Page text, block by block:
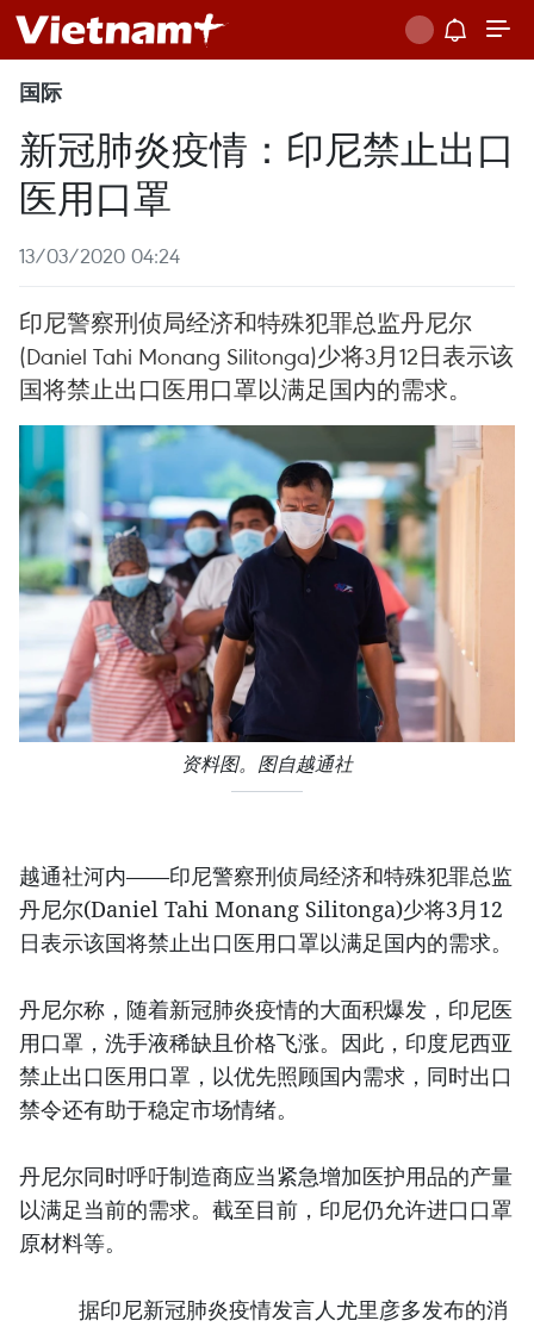
国际
新冠肺炎疫情：印尼禁止出口
医用口罩
13/03/2020 04:24
印尼警察刑侦局经济和特殊犯罪总监丹尼尔
(Daniel Tahi Monang Silitonga)少将3月12日表示该
国将禁止出口医用口罩以满足国内的需求。
资料图。图自越通社
越通社河内——印尼警察刑侦局经济和特殊犯罪总监
丹尼尔(Daniel Tahi Monang Silitonga)少将3月12
日表示该国将禁止出口医用口罩以满足国内的需求。
丹尼尔称，随着新冠肺炎疫情的大面积爆发，印尼医
用口罩，洗手液稀缺且价格飞涨。因此，印度尼西亚
禁止出口医用口罩，以优先照顾国内需求，同时出口
禁令还有助于稳定市场情绪。
丹尼尔同时呼吁制造商应当紧急增加医护用品的产量
以满足当前的需求。截至目前，印尼仍允许进口口罩
原材料等。
据印尼新冠肺炎疫情发言人尤里彦多发布的消